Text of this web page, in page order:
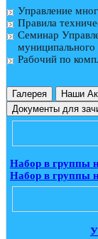
Управление
Правила
Семинар
муниципального
Рабочий по
Галерея
Документы для
Набор в группы
Набор в группы